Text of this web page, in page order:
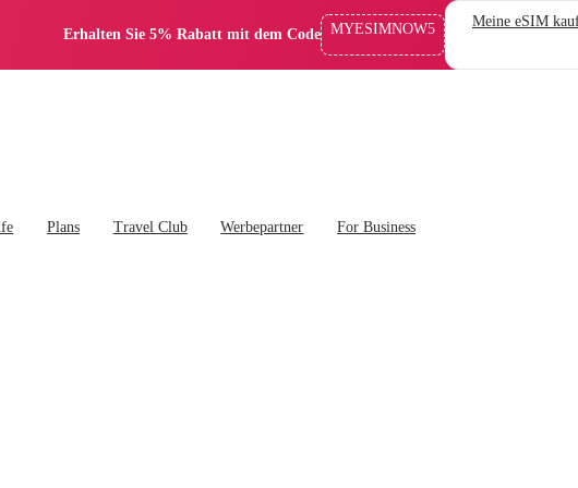
Erhalten Sie 5% Rabatt mit dem Code MYESIMNOW5 Meine eSIM
Plans Travel Club Werbepartner For Business